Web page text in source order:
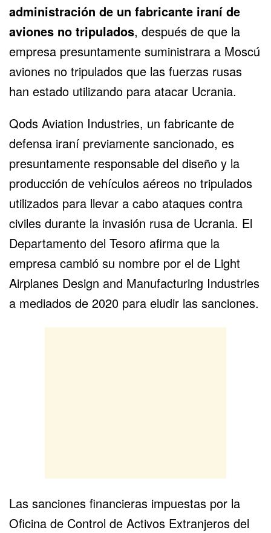
administración de un fabricante iraní de
aviones no tripulados, después de que la
empresa presuntamente suministrara a Moscú
aviones no tripulados que las fuerzas rusas
han estado utilizando para atacar Ucrania.
Qods Aviation Industries, un fabricante de
defensa iraní previamente sancionado, es
presuntamente responsable del diseño y la
producción de vehículos aéreos no tripulados
utilizados para llevar a cabo ataques contra
civiles durante la invasión rusa de Ucrania. El
Departamento del Tesoro afirma que la
empresa cambió su nombre por el de Light
Airplanes Design and Manufacturing Industries
a mediados de 2020 para eludir las sanciones.
Las sanciones financieras impuestas por la
Oficina de Control de Activos Extranjeros del